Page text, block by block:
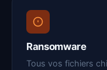
Ransomware
Tous vos fichiers